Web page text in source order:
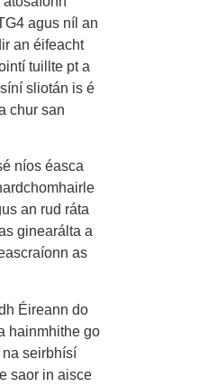
agus níl an
an éifeacht
tuillte pt a
sliotán is é
chur san
níos éasca
an rud ráta
ginearálta a
as
Éireann do
hainmhithe go
na seirbhísí
saor in aisce